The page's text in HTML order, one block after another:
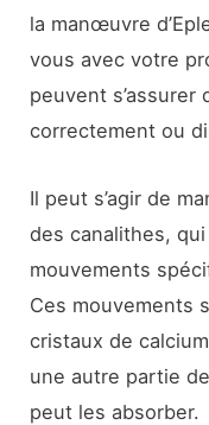
la manœuvre
vous avec votre
peuvent
correctement ou
Il peut s’agir de
des canalithes,
mouvements
Ces mouvements
cristaux de
une autre partie
peut les absorber.